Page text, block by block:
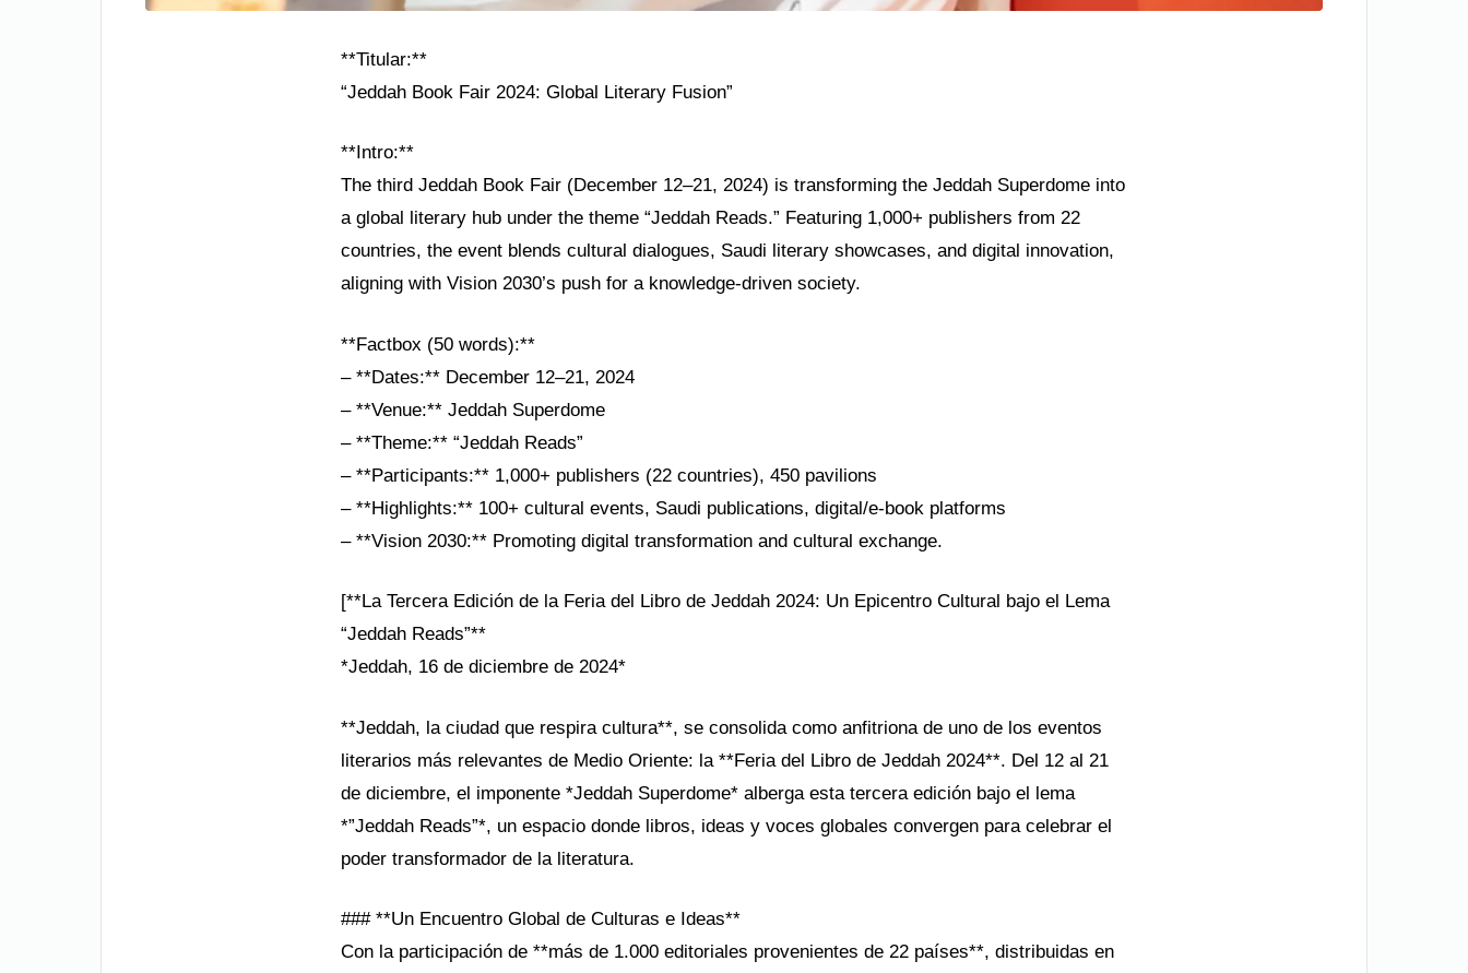
**Titular:**
“Jeddah Book Fair 2024: Global Literary Fusion”
**Intro:**
The third Jeddah Book Fair (December 12–21, 2024) is transforming the Jeddah Superdome into
a global literary hub under the theme “Jeddah Reads.” Featuring 1,000+ publishers from 22
countries, the event blends cultural dialogues, Saudi literary showcases, and digital innovation,
aligning with Vision 2030’s push for a knowledge-driven society.
**Factbox (50 words):**
– **Dates:** December 12–21, 2024
– **Venue:** Jeddah Superdome
– **Theme:** “Jeddah Reads”
– **Participants:** 1,000+ publishers (22 countries), 450 pavilions
– **Highlights:** 100+ cultural events, Saudi publications, digital/e-book platforms
– **Vision 2030:** Promoting digital transformation and cultural exchange.
[**La Tercera Edición de la Feria del Libro de Jeddah 2024: Un Epicentro Cultural bajo el Lema
“Jeddah Reads”**
*Jeddah, 16 de diciembre de 2024*
**Jeddah, la ciudad que respira cultura**, se consolida como anfitriona de uno de los eventos
literarios más relevantes de Medio Oriente: la **Feria del Libro de Jeddah 2024**. Del 12 al 21
de diciembre, el imponente *Jeddah Superdome* alberga esta tercera edición bajo el lema
*”Jeddah Reads”*, un espacio donde libros, ideas y voces globales convergen para celebrar el
poder transformador de la literatura.
### **Un Encuentro Global de Culturas e Ideas**
Con la participación de **más de 1.000 editoriales provenientes de 22 países**, distribuidas en